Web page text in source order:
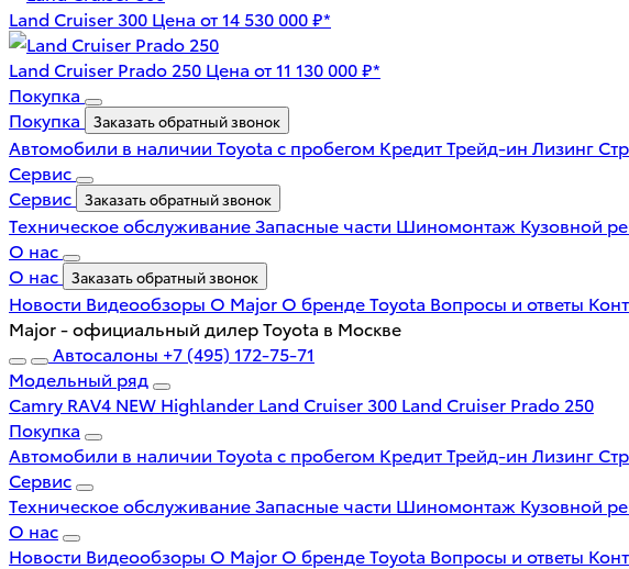
Land Cruiser 300 Цена от 14 530 000 ₽*
Land Cruiser Prado 250 Цена от 11 130 000 ₽*
Покупка
Покупка
Заказать обратный звонок
Автомобили в наличии Toyota с пробегом КредитТрейд-ин Лизинг
Сервис
Сервис
Заказать обратный звонок
Техническое обслуживаниеЗапасные части Шиномонтаж Кузовной
О нас
О нас
Заказать обратный звонок
Новости Видеообзоры О Major О бренде Toyota Вопросы и ответы
Major - официальный дилер Toyota в Москве
Автосалоны +7 (495) 172-75-71
Модельный ряд
Camry RAV4 NEW Highlander Land Cruiser 300 Land Cruiser Prado 250
Покупка
Автомобили в наличии Toyota с пробегом КредитТрейд-ин Лизинг
Сервис
Техническое обслуживаниеЗапасные части Шиномонтаж Кузовной
О нас
Новости Видеообзоры О Major О бренде Toyota Вопросы и ответы